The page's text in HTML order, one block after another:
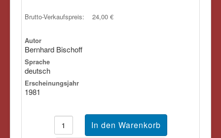
Brutto-Verkaufspreis: 24,00 €
Autor
Bernhard Bischoff
Sprache
deutsch
Erscheinungsjahr
1981